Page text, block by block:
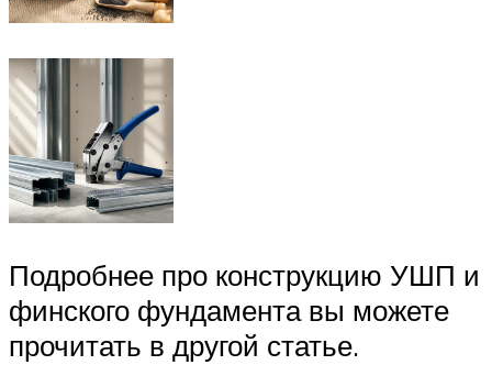
Подробнее про конструкцию УШП и
финского фундамента вы можете
прочитать в другой статье.